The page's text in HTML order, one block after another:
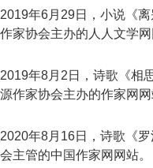
2019年6月29日，小说《
作家协会主办的人人文学网
2019年8月2日，诗歌《相
源作家协会主办的作家网网
2020年8月16日，诗歌《
会主管的中国作家网网站。